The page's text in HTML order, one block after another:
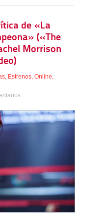
de «La
(«The
Morrison
, Estrenos, Online,